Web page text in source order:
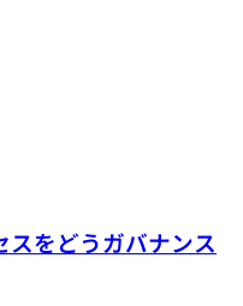
スをどうガバナンス